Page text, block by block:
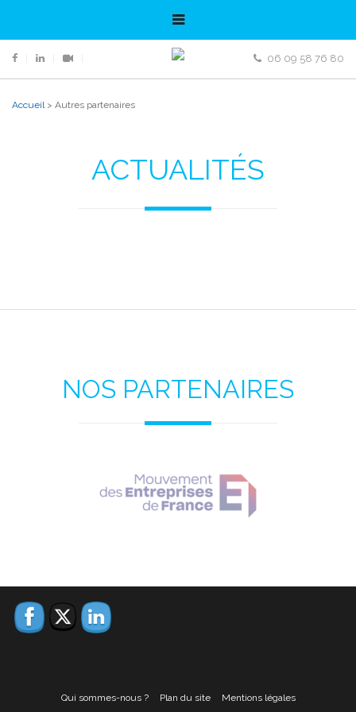
06 09 58 76 80
Accueil> Autres partenaires
ACTUALITÉS
NOS PARTENAIRES
Qui sommes-nous ? Plan du site
Mentions légales